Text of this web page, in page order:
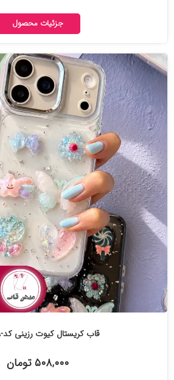
جزئیات محصول
قاب کریستال کیوت رزینی کد-۲۰۱۶۳۸
۵۰۸,۰۰۰ تومان